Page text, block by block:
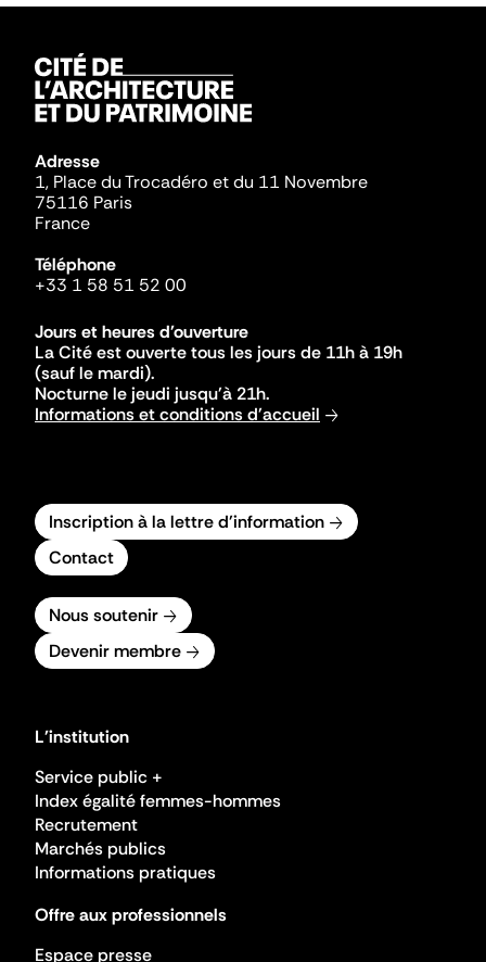
Adresse
1, Place du Trocadéro et du 11 Novembre
75116 Paris
France
Téléphone
+33 1 58 51 52 00
Jours et heures d'ouverture
La Cité est ouverte tous les jours de 11h à 19h
(sauf le mardi).
Nocturne le jeudi jusqu'à 21h.
Informations et conditions d'accueil
Inscription à la lettre d'information
Contact
Nous soutenir
Devenir membre
L'institution
Service public +
Index égalité femmes-hommes
Recrutement
Marchés publics
Informations pratiques
Offre aux professionnels
Espace presse